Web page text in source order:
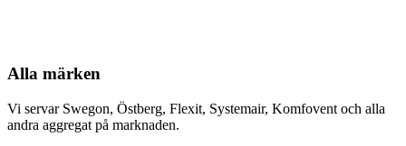
Alla märken
Vi servar Swegon, Östberg, Flexit, Systemair, Komfovent och alla
andra aggregat på marknaden.